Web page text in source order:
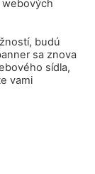
webových
budú
sa znova
sídla,
vami